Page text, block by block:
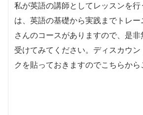
私が英語の講師としてレッスンを
は、英語の基礎から実践までトレー
さんのコースがありますので、是
受けてみてください。ディスカウ
クを貼っておきますのでこちらから